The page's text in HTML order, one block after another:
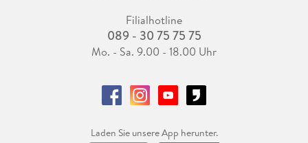
Filialhotline
089 - 30 75 75 75
Mo. - Sa. 9.00 - 18.00 Uhr
Laden Sie unsere App herunter.